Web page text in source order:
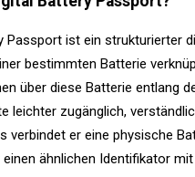
Passport ist ein strukturierter
bestimmten Batterie
über diese Batterie entlang
leichter zugänglich,
verbindet er eine physische
ähnlichen Identifikator